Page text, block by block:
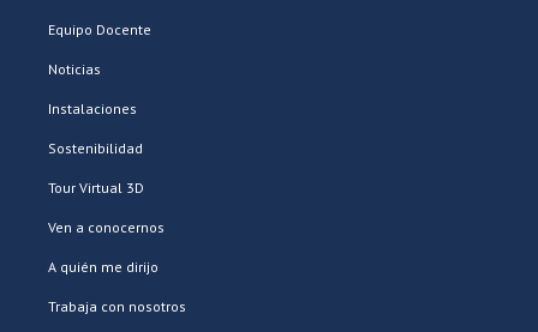
Equipo Docente
Noticias
Instalaciones
Sostenibilidad
Tour Virtual 3D
Ven a conocernos
A quién me dirijo
Trabaja con nosotros